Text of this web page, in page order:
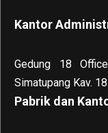
Kantor
Gedung 18
Simatupang Kav.
Pabrik dan